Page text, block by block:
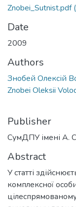
Znobei_Sutnist.pdf
Date
2009
Authors
Знобей Олексій
Znobei Oleksii
Publisher
СумДПУ імені А.
Abstract
У статті
комплексної